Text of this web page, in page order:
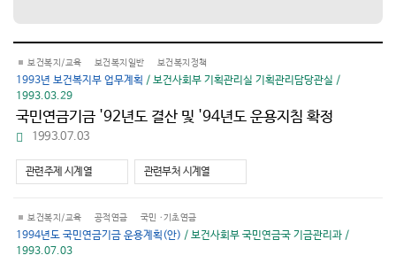
보건복지/교육 보건복지일반 보건복지정책
1993년 보건복지부 업무계획 / 보건사회부 기획관리실 기획관리담당관실 /
1993.03.29
국민연금기금 '92년도 결산 및 '94년도 운용지침 확정
파
다
운
로
1993.07.03
관련주제 시계열 관련부처 시계열
보건복지/교육 공적연금 국민 ·기초연금
1994년도 국민연금기금 운용계획(안) / 보건사회부 국민연금국 기금관리과 /
1993.07.03